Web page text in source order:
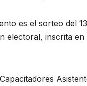
es el sorteo del
electoral, inscrita